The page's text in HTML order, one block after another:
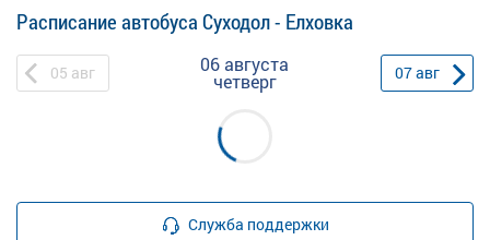
Расписание автобуса Суходол - Елховка
05 авг 06 августа
четверг 07авг
Служба поддержки